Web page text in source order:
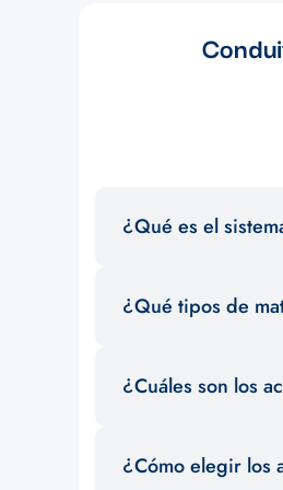
¿Qué es el
garantizar la seguridad
¿Qué tipos de
selección para
¿Cuáles son los
asegurar una
¿Cómo elegir los